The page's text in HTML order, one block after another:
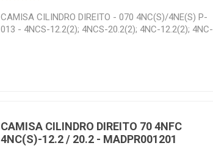
CAMISA CILINDRO DIREITO - 070 4NC(S)/4NE(S) P-
013 - 4NCS-12.2(2); 4NCS-20.2(2); 4NC-12.2(2); 4NC-
CAMISA CILINDRO DIREITO 70 4NFC
4NC(S)-12.2 / 20.2 - MADPR001201